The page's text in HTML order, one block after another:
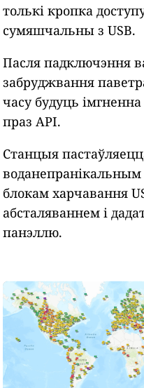
толькі кропка
сумяшчальны з USB.
Пасля падключэння
забруджвання
часу будуць
праз API.
Станцыя
блокам харчавання
абсталяваннем і
панэллю.